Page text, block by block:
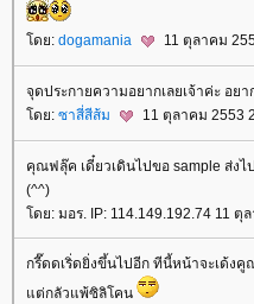
ดย: dogamania 11 ตุลาคม
จุดประกายความอยากเลยเจ้าค่ะ อยา
ดย: ซาสี่สีส้ม 11 ตุลาคม 2553
คุณฟลุ๊ค เดี๋ยวเดินไปขอ sample ส่งไ
(^^)
ดย: มอร. IP: 114.149.192.74 11 ตุ
กรี๊ดดเริ่ดยิ่งขึ้นไปอีก ทีนี้หน้าจะเด้งคู
ต่กลัวแพ้ซิลิโคน